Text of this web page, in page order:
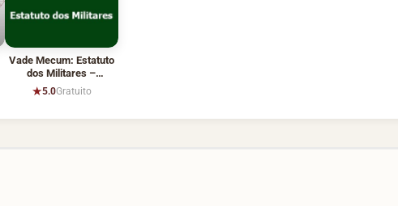
Vade Mecum: Estatuto
dos Militares –
Atualizado
★5.0Gratuito